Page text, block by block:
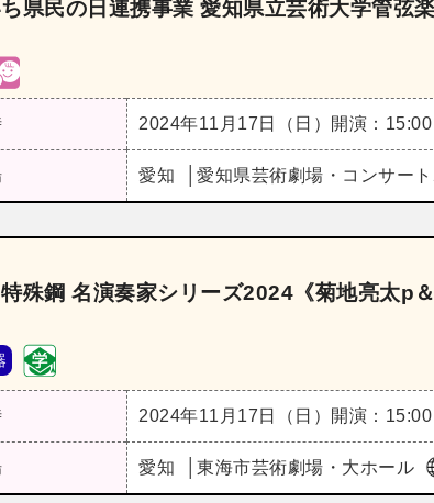
県民の日連携事業 愛知県立芸術大学管弦
2024年11月17日（日） 開演：15:00
愛知 愛知県芸術劇場・コンサー
殊鋼 名演奏家シリーズ2024《菊地亮太p
2024年11月17日（日） 開演：15:00
愛知 東海市芸術劇場・大ホール